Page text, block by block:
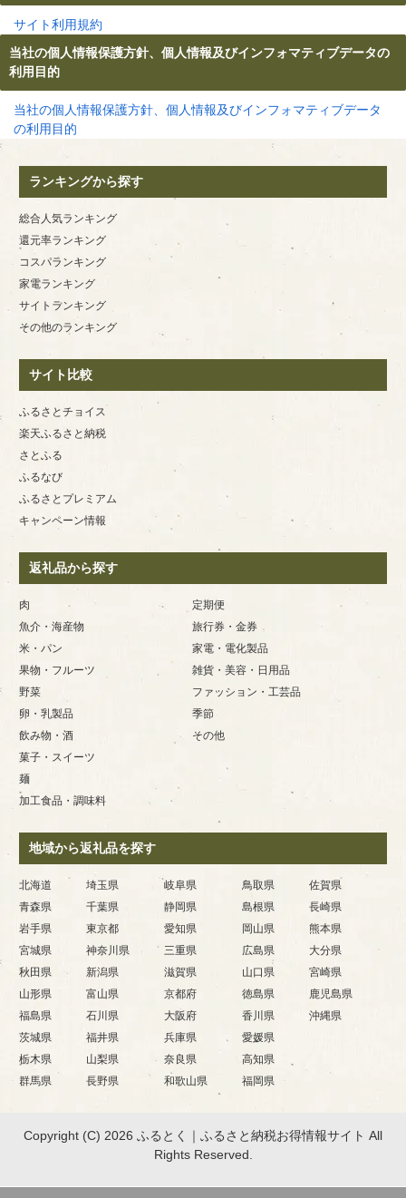
サイト利用規約
当社の個人情報保護方針、個人情報及びインフォマティブデータの
利用目的
当社の個人情報保護方針、個人情報及びインフォマティブデータ
の利用目的
ランキングから探す
総合人気ランキング
還元率ランキング
コスパランキング
家電ランキング
サイトランキング
その他のランキング
サイト比較
ふるさとチョイス
楽天ふるさと納税
さとふる
ふるなび
ふるさとプレミアム
キャンペーン情報
返礼品から探す
肉
魚介・海産物
米・パン
果物・フルーツ
野菜
卵・乳製品
飲み物・酒
菓子・スイーツ
麺
加工食品・調味料
定期便
旅行券・金券
家電・電化製品
雑貨・美容・日用品
ファッション・工芸品
季節
その他
地域から返礼品を探す
北海道
青森県
岩手県
宮城県
秋田県
山形県
福島県
茨城県
栃木県
群馬県
埼玉県
千葉県
東京都
神奈川県
新潟県
富山県
石川県
福井県
山梨県
長野県
岐阜県
静岡県
愛知県
三重県
滋賀県
京都府
大阪府
兵庫県
奈良県
和歌山県
鳥取県
島根県
岡山県
広島県
山口県
徳島県
香川県
愛媛県
高知県
福岡県
佐賀県
長崎県
熊本県
大分県
宮崎県
鹿児島県
沖縄県
Copyright (C) 2026 ふるとく｜ふるさと納税お得情報サイト All
Rights Reserved.